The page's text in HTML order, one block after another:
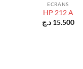
ECRANS
HP 212 A
15.500 د.ج